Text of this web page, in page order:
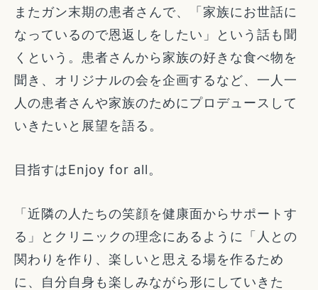
またガン末期の患者さんで、「家族にお世話に
なっているので恩返しをしたい」という話も聞
くという。患者さんから家族の好きな食べ物を
聞き、オリジナルの会を企画するなど、一人一
人の患者さんや家族のためにプロデュースして
いきたいと展望を語る。
目指すはEnjoy for all。
「近隣の人たちの笑顔を健康面からサポートす
る」とクリニックの理念にあるように「人との
関わりを作り、楽しいと思える場を作るため
に、自分自身も楽しみながら形にしていきた